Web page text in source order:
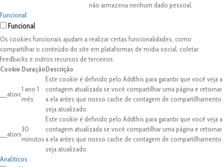
não armazena nenhum dado pessoal.
Funcional
Funcional
Os cookies funcionais ajudam a realizar certas funcionalidades, como
compartilhar o conteúdo do site em plataformas de mídia social, coletar
feedbacks e outros recursos de terceiros.
Cookie DuraçãoDescrição
__atuvc
1 ano 1
mês
Este cookie é definido pelo Addthis para garantir que você veja a
contagem atualizada se você compartilhar uma página e retornar
a ela antes que nosso cache de contagem de compartilhamento
seja atualizado.
__atuvs
30
minutos
Este cookie é definido pelo Addthis para garantir que você veja a
contagem atualizada se você compartilhar uma página e retornar
a ela antes que nosso cache de contagem de compartilhamento
seja atualizado.
Analíticos